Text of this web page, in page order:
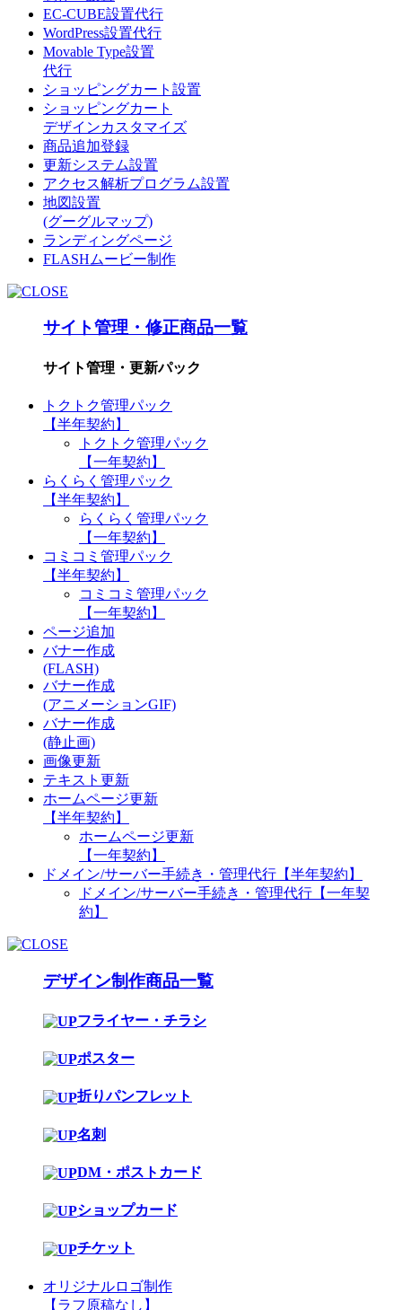
EC-CUBE設置代行
WordPress設置代行
Movable Type設置
代行
ショッピングカート設置
ショッピングカート
デザインカスタマイズ
商品追加登録
更新システム設置
アクセス解析プログラム設置
地図設置
(グーグルマップ)
ランディングページ
FLASHムービー制作
サイト管理・修正商品一覧
サイト管理・更新パック
トクトク管理パック
【半年契約】
トクトク管理パック
【一年契約】
らくらく管理パック
【半年契約】
らくらく管理パック
【一年契約】
コミコミ管理パック
【半年契約】
コミコミ管理パック
【一年契約】
ページ追加
バナー作成
(FLASH)
バナー作成
(アニメーションGIF)
バナー作成
(静止画)
画像更新
テキスト更新
ホームページ更新
【半年契約】
ホームページ更新
【一年契約】
ドメイン/サーバー手続き・管理代行【半年契約】
ドメイン/サーバー手続き・管理代行【一年契
約】
デザイン制作商品一覧
フライヤー・チラシ
ポスター
折りパンフレット
名刺
DM・ポストカード
ショップカード
チケット
オリジナルロゴ制作
【ラフ原稿なし】